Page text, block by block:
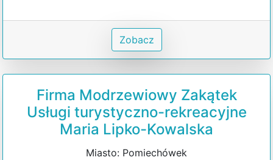
Zobacz
Firma Modrzewiowy Zakątek
Usługi turystyczno-rekreacyjne
Maria Lipko-Kowalska
Miasto: Pomiechówek